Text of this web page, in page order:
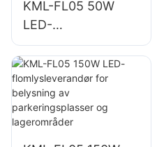
KML-FL05 50W
LED-
flomlysleverandør
for utendørs
bygningsfasader
og belysning av
åpne områder